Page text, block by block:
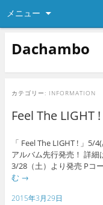
メニュー
Dachambo
カテゴリー: INFORMATION
Feel The LIGHT !
「 Feel The LIGHT ! 」
アルバム先行発売！ 詳
3/28（土）より発売 Pコ
む →
2015年3月29日